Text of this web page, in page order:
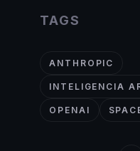
TAGS
ANTHROPIC
INTELIGENCIA
OPENAI